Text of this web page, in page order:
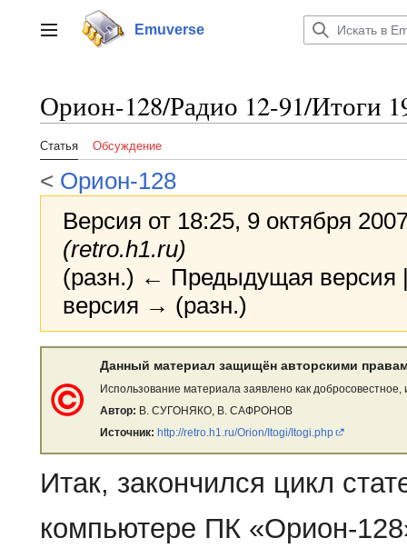
к
содержанию
Переключить боковую панель
Emuverse
Орион-128/Радио 12-91/Итоги
Статья Обсуждение
< Орион-128
Версия от 18:25, 9 октября
(retro.h1.ru)
(разн.) ← Предыдущая версия
версия → (разн.)
Данный материал защищён авторскими
Использование материала заявлено как
Автор: В. СУГОНЯКО, В. САФРОНОВ
Источник: http://retro.h1.ru/Orion/Itogi/Itogi.php
Итак, закончился цикл
компьютере ПК «Орион-